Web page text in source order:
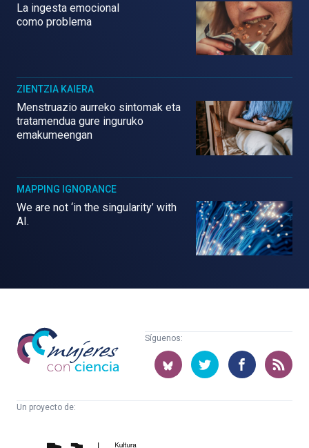
La ingesta emocional
como problema
ZIENTZIA KAIERA
Menstruazio aurreko sintomak eta
tratamendua gure inguruko
emakumeengan
MAPPING IGNORANCE
We are not ‘in the singularity’ with
AI.
Mujeres
con
ciencia
Síguenos:
Un proyecto de: